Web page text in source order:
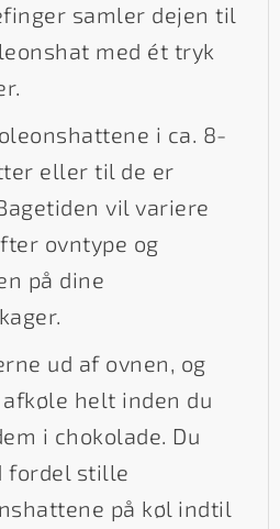
samler dejen til
med ét tryk
i ca. 8-
eller til de er
vil variere
ovntype og
på dine
ud af ovnen, og
helt inden du
i chokolade. Du
fordel stille
på køl indtil